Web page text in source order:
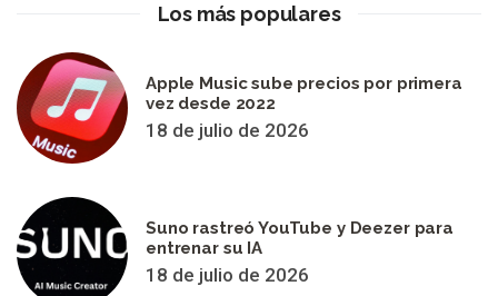
Los más populares
Apple Music sube precios por primera
vez desde 2022
18 de julio de 2026
Suno rastreó YouTube y Deezer para
entrenar su IA
18 de julio de 2026